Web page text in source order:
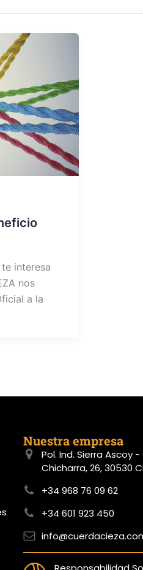
interesa
nos
a la
Nuestra empresa
Pol. Ind. Sierra Ascoy
Chicharra, 26, 30530
+34 968 76 09 62
+34 601 923 450